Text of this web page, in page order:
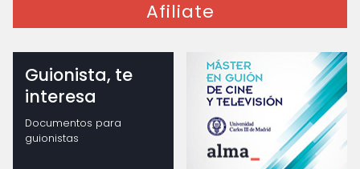
Afiliate
Guionista, te
interesa
Documentos para
guionistas